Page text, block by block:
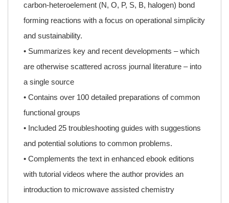
carbon-heteroelement (N, O, P, S, B, halogen) bond
forming reactions with a focus on operational simplicity
and sustainability.
• Summarizes key and recent developments – which
are otherwise scattered across journal literature – into
a single source
• Contains over 100 detailed preparations of common
functional groups
• Included 25 troubleshooting guides with suggestions
and potential solutions to common problems.
• Complements the text in enhanced ebook editions
with tutorial videos where the author provides an
introduction to microwave assisted chemistry